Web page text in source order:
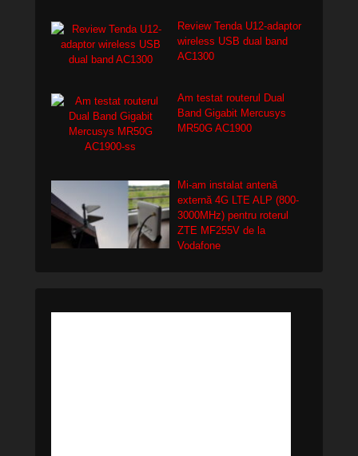
Review Tenda U12-adaptor
wireless USB dual band
AC1300
Am testat routerul Dual
Band Gigabit Mercusys
MR50G AC1900
Mi-am instalat antenă
externă 4G LTE ALP (800-
3000MHz) pentru roterul
ZTE MF255V de la
Vodafone